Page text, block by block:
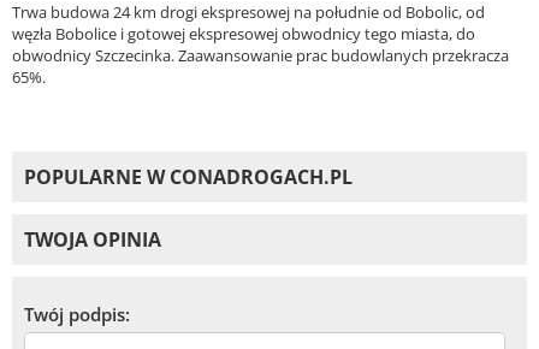
Trwa budowa 24 km drogi ekspresowej na południe od Bobolic, od
węzła Bobolice i gotowej ekspresowej obwodnicy tego miasta, do
obwodnicy Szczecinka. Zaawansowanie prac budowlanych przekracza
65%.
POPULARNE W CONADROGACH.PL
TWOJA OPINIA
Twój podpis: